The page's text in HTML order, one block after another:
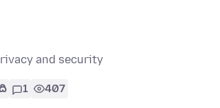
and security
1 407